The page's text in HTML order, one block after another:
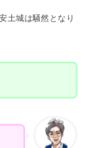
土城は騒然となり